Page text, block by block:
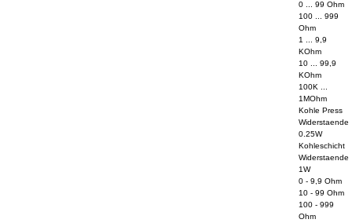
0 ... 99 Ohm
100 ... 999
Ohm
1 ... 9,9
KOhm
10 ... 99,9
KOhm
100K ...
1MOhm
Kohle Press
Widerstaende
0.25W
Kohleschicht
Widerstaende
1W
0 - 9,9 Ohm
10 - 99 Ohm
100 - 999
Ohm